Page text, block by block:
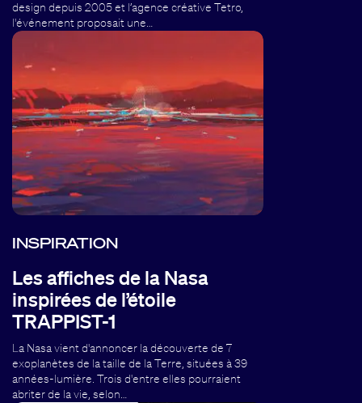
design depuis 2005 et l’agence créative Tetro,
l'événement proposait une…
INSPIRATION
Les affiches de la Nasa
inspirées de l’étoile
TRAPPIST-1
La Nasa vient d'annoncer la découverte de 7
exoplanètes de la taille de la Terre, situées à 39
années-lumière. Trois d'entre elles pourraient
abriter de la vie, selon…